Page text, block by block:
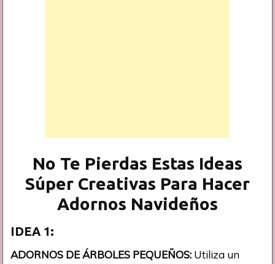
No Te Pierdas Estas Ideas
Súper Creativas Para Hacer
Adornos Navideños
IDEA 1:
ADORNOS DE ÁRBOLES PEQUEÑOS: Utiliza un